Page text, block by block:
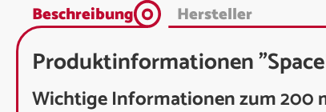
Beschreibung Hersteller
Produktinformationen
Wichtige Informationen zum 200